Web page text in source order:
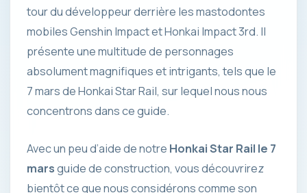
tour du développeur derrière les mastodontes
mobiles Genshin Impact et Honkai Impact 3rd. Il
présente une multitude de personnages
absolument magnifiques et intrigants, tels que le
7 mars de Honkai Star Rail, sur lequel nous nous
concentrons dans ce guide.
Avec un peu d’aide de notre Honkai Star Rail le 7
marsguide de construction, vous découvrirez
bientôt ce que nous considérons comme son